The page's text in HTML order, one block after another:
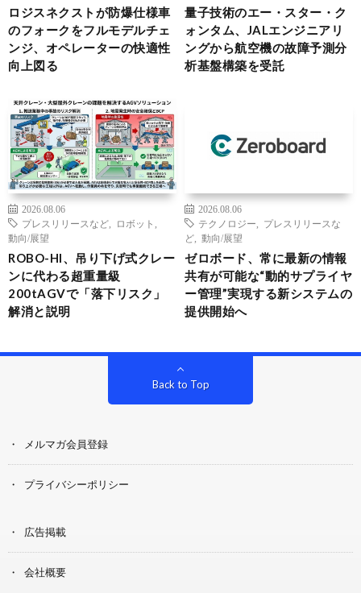
ロジスネクストが防爆仕様車
のフォークをフルモデルチェ
ンジ、オペレーターの快適性
向上図る
量子技術のエー・スター・ク
ォンタム、JALエンジニアリ
ングから航空機の故障予測分
析基盤構築を受託
2026.08.06
プレスリリースなど
ロボット
動向/展望
ROBO-HI、吊り下げ式クレー
ンに代わる超重量級
200tAGVで「落下リスク」
解消と説明
2026.08.06
テクノロジー
プレスリリースな
ど
動向/展望
ゼロボード、常に最新の情報
共有が可能な“動的サプライヤ
ー管理”実現する新システムの
提供開始へ
Back to Top
メルマガ会員登録
プライバシーポリシー
広告掲載
会社概要